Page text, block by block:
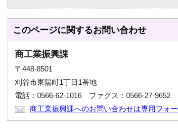
このページに関するお問い合わせ
商工業振興課
〒448-8501
刈谷市東陽町1丁目1番地
電話：0566-62-1016 ファクス：0566-27-9652
商工業振興課へのお問い合わせは専用フォ